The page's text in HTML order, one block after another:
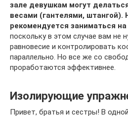
зале девушкам могут
весами (гантелями, штангой).
рекомендуется заниматься
поскольку в этом случае вам не
равновесие и контролировать
параллельно. Но все же со
проработаются эффективнее.
Изолирующие
Привет, братья и сестры! В